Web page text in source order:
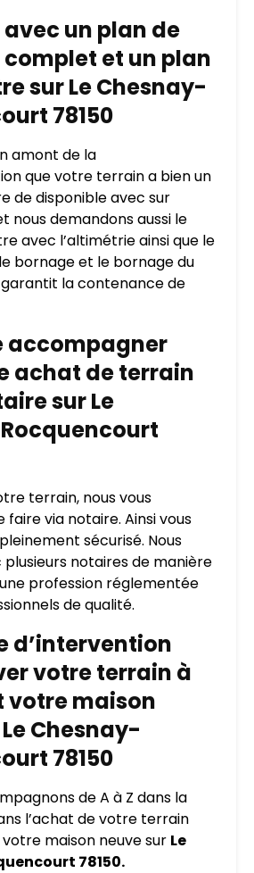
un plan de
et un plan
sur Le Chesnay-
78150
amont de la
que votre terrain a bien un
de disponible avec sur
nous demandons aussi le
avec l’altimétrie ainsi que le
bornage et le bornage du
la contenance de
accompagner
achat de terrain
sur Le
terrain, nous vous
faire via notaire. Ainsi vous
sécurisé. Nous
notaires de manière
profession réglementée
de qualité.
d’intervention
votre terrain à
votre maison
Chesnay-
78150
de A à Z dans la
l’achat de votre terrain
maison neuve sur Le
78150.